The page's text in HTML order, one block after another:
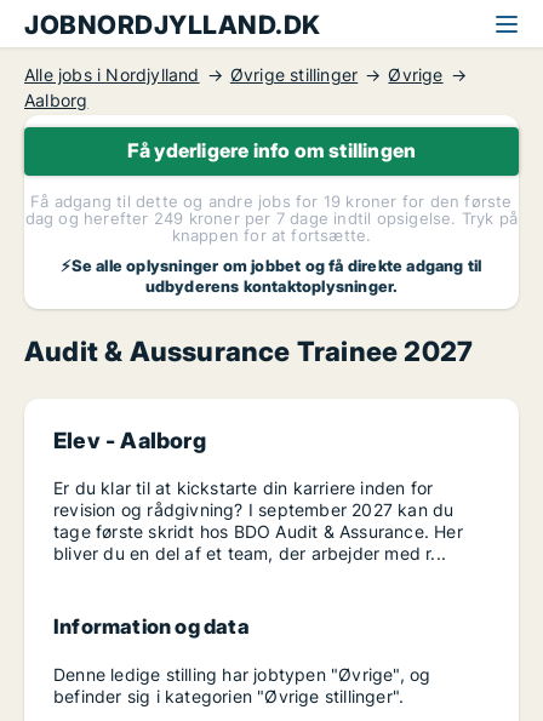
JOBNORDJYLLAND.DK
Alle jobs i Nordjylland Øvrige stillinger
Øvrige
Aalborg
Få yderligere info om stillingen
Få adgang til dette og andre jobs for 19 kroner for den første
dag og herefter 249 kroner per 7 dage indtil opsigelse. Tryk på
knappen for at fortsætte.
⚡Se alle oplysninger om jobbet og få direkte adgang til
udbyderens kontaktoplysninger.
Audit & Aussurance Trainee 2027
Elev -Aalborg
Er du klar til at kickstarte din karriere inden for
revision og rådgivning? I september 2027 kan du
tage første skridt hos BDO Audit & Assurance. Her
bliver du en del af et team, der arbejder med r...
Information og data
Denne ledige stilling har jobtypen "Øvrige", og
befinder sig i kategorien "Øvrige stillinger".